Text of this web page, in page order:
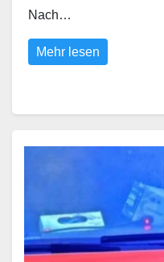
Nach…
Mehr lesen